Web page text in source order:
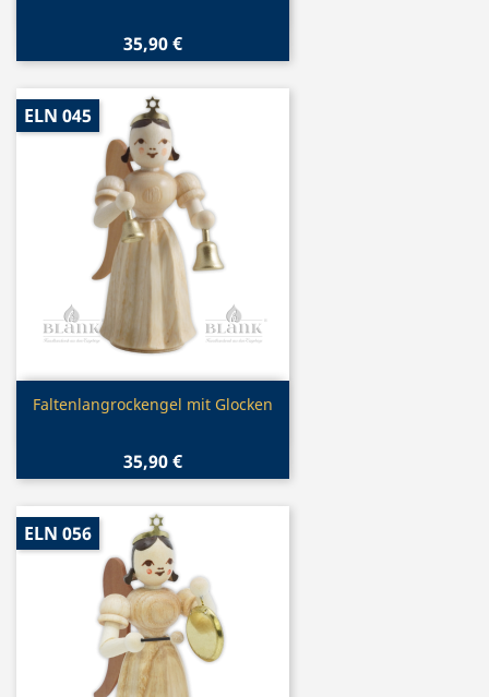
35,90 €
Vorschau
Faltenlangrockengel mit Glocken
35,90 €
ELN 045
ELN 056